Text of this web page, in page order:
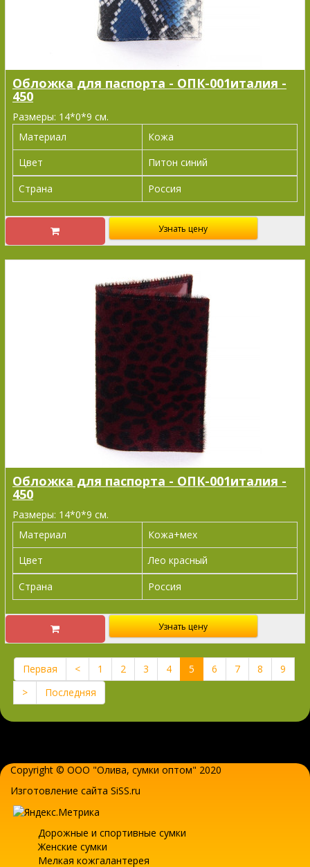
Обложка для паспорта - ОПК-001италия -
450
Размеры: 14*0*9 см.
Материал
Кожа
Цвет
Питон синий
Страна
Россия
Узнать цену
Обложка для паспорта - ОПК-001италия -
450
Размеры: 14*0*9 см.
Материал
Кожа+мех
Цвет
Лео красный
Страна
Россия
Узнать цену
Первая < 1 2 3 4 5 6 7 8
9
>
Последняя
Copyright © ООО "Олива, сумки оптом" 2020
Изготовление сайта SiSS.ru
Дорожные и спортивные сумки
Женские сумки
Мелкая кожгалантерея